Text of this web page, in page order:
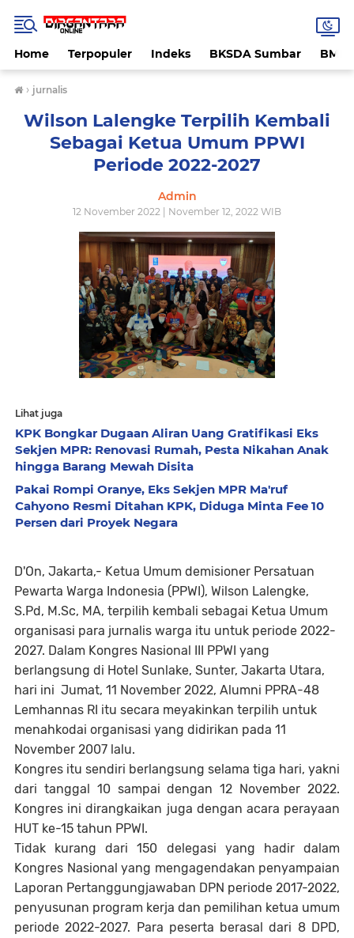
Home Terpopuler Indeks BKSDA Sumbar
› jurnalis
Wilson Lalengke Terpilih Kembali
Sebagai Ketua Umum PPWI
Periode 2022-2027
Admin
12 November 2022 | November 12, 2022 WIB
Lihat juga
KPK Bongkar Dugaan Aliran Uang Gratifikasi Eks
Sekjen MPR: Renovasi Rumah, Pesta Nikahan Anak
hingga Barang Mewah Disita
Pakai Rompi Oranye, Eks Sekjen MPR Ma'ruf
Cahyono Resmi Ditahan KPK, Diduga Minta Fee 10
Persen dari Proyek Negara
D'On, Jakarta,- Ketua Umum demisioner Persatuan
Pewarta Warga Indonesia (PPWI), Wilson Lalengke,
S.Pd, M.Sc, MA, terpilih kembali sebagai Ketua Umum
organisasi para jurnalis warga itu untuk periode 2022-
2027. Dalam Kongres Nasional III PPWI yang
berlangsung di Hotel Sunlake, Sunter, Jakarta Utara,
hari ini Jumat, 11 November 2022, Alumni PPRA-48
Lemhannas RI itu secara meyakinkan terpilih untuk
menahkodai organisasi yang didirikan pada 11
November 2007 lalu.
Kongres itu sendiri berlangsung selama tiga hari, yakni
dari tanggal 10 sampai dengan 12 November 2022.
Kongres ini dirangkaikan juga dengan acara perayaan
HUT ke-15 tahun PPWI.
Tidak kurang dari 150 delegasi yang hadir dalam
Kongres Nasional yang mengagendakan penyampaian
Laporan Pertanggungjawaban DPN periode 2017-2022,
penyusunan program kerja dan pemilihan ketua umum
periode 2022-2027. Para peserta berasal dari 8 DPD,